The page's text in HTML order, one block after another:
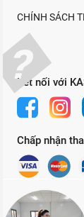
CHÍNH SÁCH
Kết nối với
Chấp nhận